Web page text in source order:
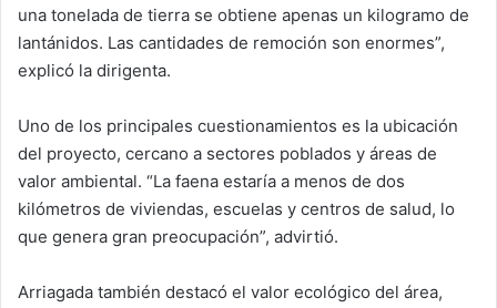
una tonelada de tierra se obtiene apenas un kilogramo de
lantánidos. Las cantidades de remoción son enormes”,
explicó la dirigenta.
Uno de los principales cuestionamientos es la ubicación
del proyecto, cercano a sectores poblados y áreas de
valor ambiental. “La faena estaría a menos de dos
kilómetros de viviendas, escuelas y centros de salud, lo
que genera gran preocupación”, advirtió.
Arriagada también destacó el valor ecológico del área,